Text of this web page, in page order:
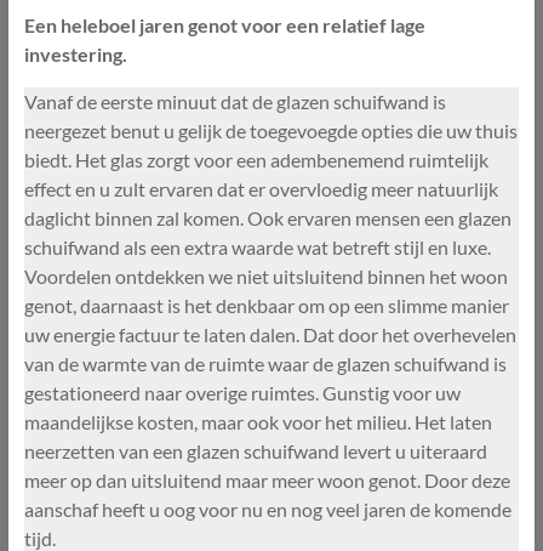
Een heleboel jaren genot voor een relatief lage
investering.
Vanaf de eerste minuut dat de glazen schuifwand is
neergezet benut u gelijk de toegevoegde opties die uw thuis
biedt. Het glas zorgt voor een adembenemend ruimtelijk
effect en u zult ervaren dat er overvloedig meer natuurlijk
daglicht binnen zal komen. Ook ervaren mensen een glazen
schuifwand als een extra waarde wat betreft stijl en luxe.
Voordelen ontdekken we niet uitsluitend binnen het woon
genot, daarnaast is het denkbaar om op een slimme manier
uw energie factuur te laten dalen. Dat door het overhevelen
van de warmte van de ruimte waar de glazen schuifwand is
gestationeerd naar overige ruimtes. Gunstig voor uw
maandelijkse kosten, maar ook voor het milieu. Het laten
neerzetten van een glazen schuifwand levert u uiteraard
meer op dan uitsluitend maar meer woon genot. Door deze
aanschaf heeft u oog voor nu en nog veel jaren de komende
tijd.